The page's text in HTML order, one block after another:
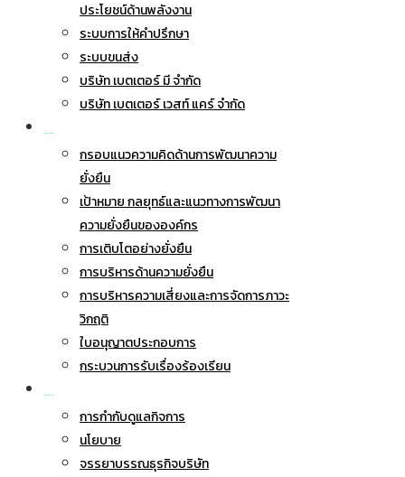
ประโยชน์ด้านพลังงาน
ระบบการให้คำปรึกษา
ระบบขนส่ง
บริษัท เบตเตอร์ มี จำกัด
บริษัท เบตเตอร์ เวสท์ แคร์ จำกัด
กรอบแนวความคิดด้านการพัฒนาความ
ยั่งยืน
เป้าหมาย กลยุทธ์และแนวทางการพัฒนา
ความยั่งยืนขององค์กร
การเติบโตอย่างยั่งยืน
การบริหารด้านความยั่งยืน
การบริหารความเสี่ยงและการจัดการภาวะ
วิกฤติ
ใบอนุญาตประกอบการ
กระบวนการรับเรื่องร้องเรียน
การกำกับดูแลกิจการ
นโยบาย
จรรยาบรรณธุรกิจบริษัท